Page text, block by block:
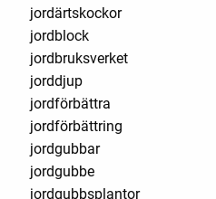
jordärtskockor
jordblock
jordbruksverket
jorddjup
jordförbättra
jordförbättring
jordgubbar
jordgubbe
jordgubbsplantor